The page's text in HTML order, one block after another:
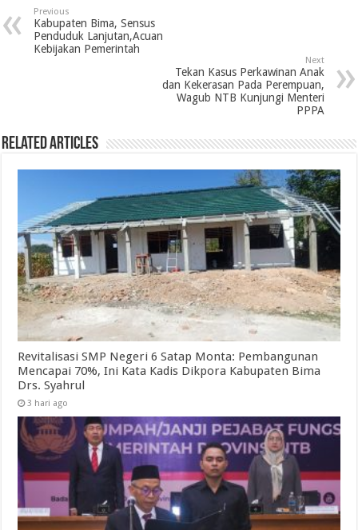
Previous
Kabupaten Bima, Sensus
Penduduk Lanjutan,Acuan
Kebijakan Pemerintah
Next
Tekan Kasus Perkawinan Anak
dan Kekerasan Pada Perempuan,
Wagub NTB Kunjungi Menteri
PPPA
Related Articles
Revitalisasi SMP Negeri 6 Satap Monta: Pembangunan
Mencapai 70%, Ini Kata Kadis Dikpora Kabupaten Bima
Drs. Syahrul
3 hari ago